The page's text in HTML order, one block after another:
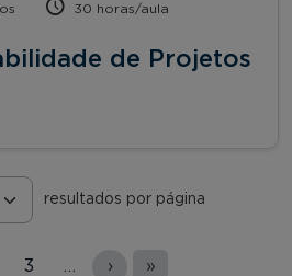
30 horas/aula
de Projetos
resultados por página
3 › »